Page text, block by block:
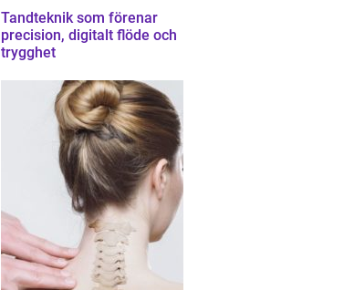
Tandteknik som förenar
precision, digitalt flöde och
trygghet